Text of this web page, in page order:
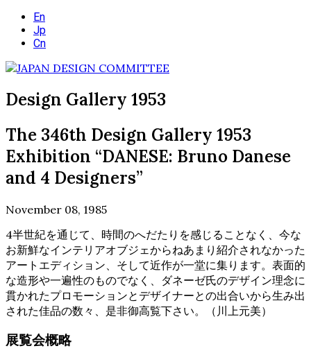
En
Jp
Cn
Design Gallery 1953
The 346th Design Gallery 1953
Exhibition “DANESE: Bruno Danese
and 4 Designers”
November 08, 1985
4半世紀を通じて、時間のへだたりを感じることなく、今な
お新鮮なインテリアオブジェからねあまり紹介されなかった
アートエディション、そして近作が一堂に集ります。表面的
な造形や一遍性のものでなく、ダネーゼ氏のデザイン理念に
貫かれたプロモーションとデザイナーとの出合いから生み出
された佳品の数々、是非御高覧下さい。（川上元美）
展覧会概略